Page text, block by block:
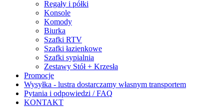
Regały i półki
Konsole
Komody
Biurka
Szafki RTV
Szafki łazienkowe
Szafki sypialnia
Zestawy Stół + Krzesła
Promocje
Wysyłka - lustra dostarczamy własnym transportem
Pytania i odpowiedzi / FAQ
KONTAKT